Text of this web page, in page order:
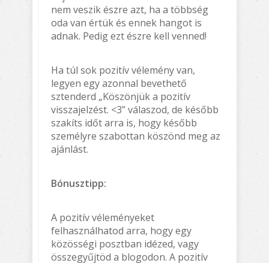
nem veszik észre azt, ha a többség
oda van értük és ennek hangot is
adnak. Pedig ezt észre kell venned!
Ha túl sok pozitív vélemény van,
legyen egy azonnal bevethető
sztenderd „Köszönjük a pozitív
visszajelzést. <3” válaszod, de később
szakíts időt arra is, hogy később
személyre szabottan köszönd meg az
ajánlást.
Bónusztipp:
A pozitív véleményeket
felhasználhatod arra, hogy egy
közösségi posztban idézed, vagy
összegyűjtöd a blogodon. A pozitív